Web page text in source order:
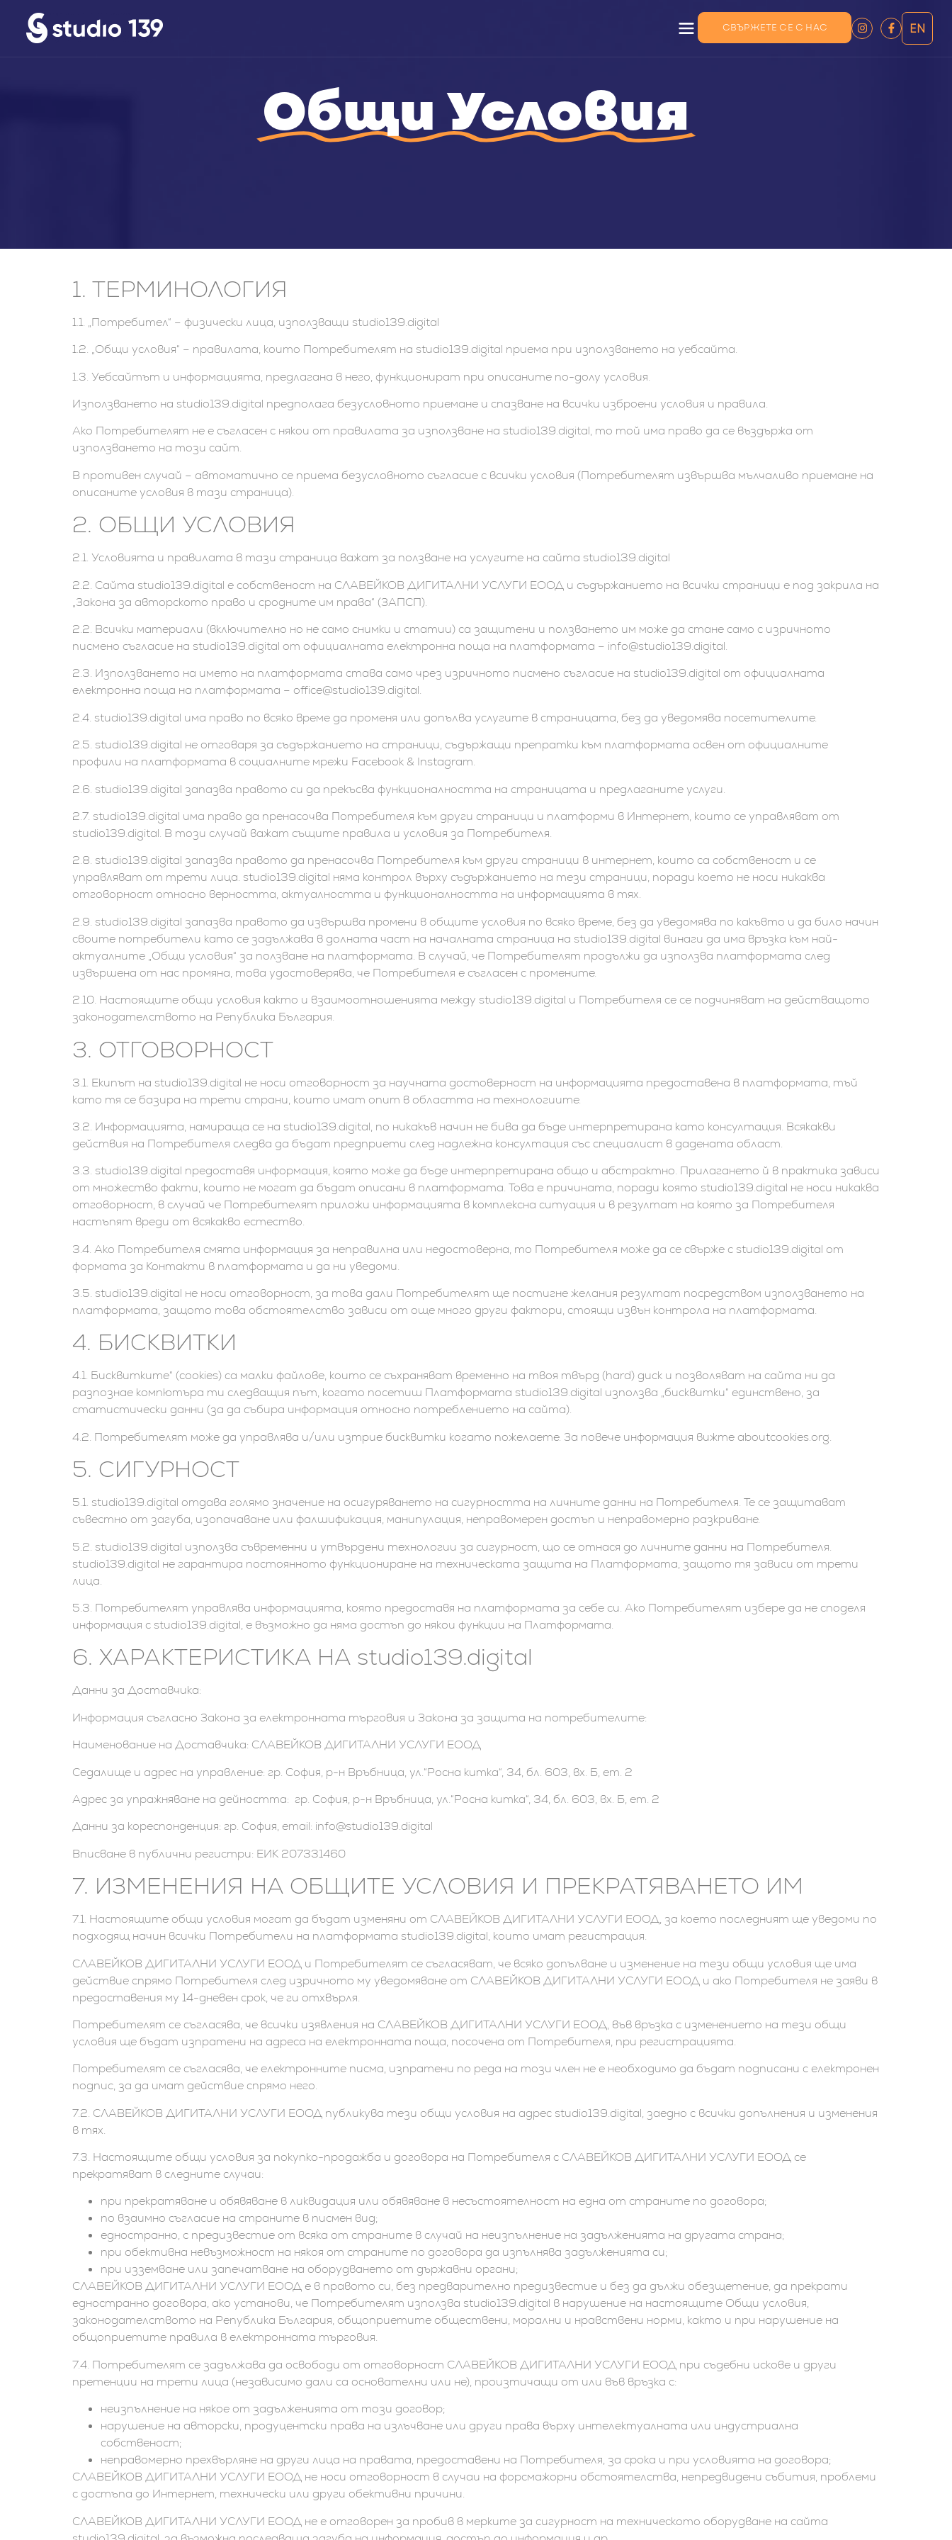
EN
СВЪРЖЕТЕ СЕ С НАС
Общи Условия
1. ТЕРМИНОЛОГИЯ
1.1. „Потребител“ – физически лица, използващи studio139.digital
1.2. „Общи условия“ – правилата, които Потребителят на studio139.digital приема при използването на уебсайта.
1.3. Уебсайтът и информацията, предлагана в него, функционират при описаните по-долу условия.
Използването на studio139.digital предполага безусловното приемане и спазване на всички изброени условия и правила.
Ако Потребителят не е съгласен с някои от правилата за използване на studio139.digital, то той има право да се въздържа от
използването на този сайт.
В противен случай – автоматично се приема безусловното съгласие с всички условия (Потребителят извършва мълчаливо приемане на
описаните условия в тази страница).
2. ОБЩИ УСЛОВИЯ
2.1. Условията и правилата в тази страница важат за ползване на услугите на сайта studio139.digital
2.2. Сайта studio139.digital е собственост на СЛАВЕЙКОВ ДИГИТАЛНИ УСЛУГИ ЕООД и съдържанието на всички страници е под закрила на
„Закона за авторското право и сродните им права“ (ЗАПСП).
2.2. Всички материали (включително но не само снимки и статии) са защитени и ползването им може да стане само с изричното
писмено съгласие на studio139.digital от официалната електронна поща на платформата – info@studio139.digital.
2.3. Използването на името на платформата става само чрез изричното писмено съгласие на studio139.digital от официалната
електронна поща на платформата – office@studio139.digital.
2.4. studio139.digital има право по всяко време да променя или допълва услугите в страницата, без да уведомява посетителите.
2.5. studio139.digital не отговаря за съдържанието на страници, съдържащи препратки към платформата освен от официалните
профили на платформата в социалните мрежи Facebook & Instagram.
2.6. studio139.digital запазва правото си да прекъсва функционалността на страницата и предлаганите услуги.
2.7. studio139.digital има право да пренасочва Потребителя към други страници и платформи в Интернет, които се управляват от
studio139.digital. В този случай важат същите правила и условия за Потребителя.
2.8. studio139.digital запазва правото да пренасочва Потребителя към други страници в интернет, които са собственост и се
управляват от трети лица. studio139.digital няма контрол върху съдържанието на тези страници, поради което не носи никаква
отговорност относно верността, актуалността и функционалността на информацията в тях.
2.9. studio139.digital запазва правото да извършва промени в общите условия по всяко време, без да уведомява по какъвто и да било начин
своите потребители като се задължава в долната част на началната страница на studio139.digital винаги да има връзка към най-
актуалните „Общи условия“ за ползване на платформата. В случай, че Потребителят продължи да използва платформата след
извършена от нас промяна, това удостоверява, че Потребителя е съгласен с промените.
2.10. Настоящите общи условия както и взаимоотношенията между studio139.digital и Потребителя се се подчиняват на действащото
законодателството на Република България.
3. ОТГОВОРНОСТ
3.1. Екипът на studio139.digital не носи отговорност за научната достоверност на информацията предоставена в платформата, тъй
като тя се базира на трети страни, които имат опит в областта на технологиите.
3.2. Информацията, намираща се на studio139.digital, по никакъв начин не бива да бъде интерпретирана като консултация. Всякакви
действия на Потребителя следва да бъдат предприети след надлежна консултация със специалист в дадената област.
3.3. studio139.digital предоставя информация, която може да бъде интерпретирана общо и абстрактно. Прилагането й в практика зависи
от множество факти, които не могат да бъдат описани в платформата. Това е причината, поради която studio139.digital не носи никаква
отговорност, в случай че Потребителят приложи информацията в комплексна ситуация и в резултат на която за Потребителя
настъпят вреди от всякакво естество.
3.4. Ако Потребителя смята информация за неправилна или недостоверна, то Потребителя може да се свърже с studio139.digital от
формата за Контакти в платформата и да ни уведоми.
3.5. studio139.digital не носи отговорност, за това дали Потребителят ще постигне желания резултат посредством използването на
платформата, защото това обстоятелство зависи от още много други фактори, стоящи извън контрола на платформата.
4. БИСКВИТКИ
4.1. Бисквитките“ (cookies) са малки файлове, които се съхраняват временно на твоя твърд (hard) диск и позволяват на сайта ни да
разпознае компютъра ти следващия път, когато посетиш Платформата studio139.digital използва „бисквитки“ единствено, за
статистически данни (за да събира информация относно потреблението на сайта).
4.2. Потребителят може да управлява и/или изтрие бисквитки когато пожелаете. За повече информация вижте aboutcookies.org.
5. СИГУРНОСТ
5.1. studio139.digital отдава голямо значение на осигуряването на сигурността на личните данни на Потребителя. Те се защитават
съвестно от загуба, изопачаване или фалшификация, манипулация, неправомерен достъп и неправомерно разкриване.
5.2. studio139.digital използва съвременни и утвърдени технологии за сигурност, що се отнася до личните данни на Потребителя.
studio139.digital не гарантира постоянното функциониране на техническата защита на Платформата, защото тя зависи от трети
лица.
5.3. Потребителят управлява информацията, която предоставя на платформата за себе си. Ако Потребителят избере да не споделя
информация с studio139.digital, е възможно да няма достъп до някои функции на Платформата.
6. ХАРАКТЕРИСТИКА НА studio139.digital
Данни за Доставчика:
Информация съгласно Закона за електронната търговия и Закона за защита на потребителите:
Наименование на Доставчика: СЛАВЕЙКОВ ДИГИТАЛНИ УСЛУГИ ЕООД
Седалище и адрес на управление: гр. София, р-н Връбница, ул.“Росна китка“, 34, бл. 603, вх. Б, ет. 2
Адрес за упражняване на дейността: гр. София, р-н Връбница, ул.“Росна китка“, 34, бл. 603, вх. Б, ет. 2
Данни за кореспонденция: гр. София, email: info@studio139.digital
Вписване в публични регистри: ЕИК 207331460
7. ИЗМЕНЕНИЯ НА ОБЩИТЕ УСЛОВИЯ И ПРЕКРАТЯВАНЕТО ИМ
7.1. Настоящите общи условия могат да бъдат изменяни от СЛАВЕЙКОВ ДИГИТАЛНИ УСЛУГИ ЕООД, за което последният ще уведоми по
подходящ начин всички Потребители на платформата studio139.digital, които имат регистрация.
СЛАВЕЙКОВ ДИГИТАЛНИ УСЛУГИ ЕООД и Потребителят се съгласяват, че всяко допълване и изменение на тези общи условия ще има
действие спрямо Потребителя след изричното му уведомяване от СЛАВЕЙКОВ ДИГИТАЛНИ УСЛУГИ ЕООД и ако Потребителя не заяви в
предоставения му 14-дневен срок, че ги отхвърля.
Потребителят се съгласява, че всички изявления на СЛАВЕЙКОВ ДИГИТАЛНИ УСЛУГИ ЕООД, във връзка с изменението на тези общи
условия ще бъдат изпратени на адреса на електронната поща, посочена от Потребителя, при регистрацията.
Потребителят се съгласява, че електронните писма, изпратени по реда на този член не е необходимо да бъдат подписани с електронен
подпис, за да имат действие спрямо него.
7.2. СЛАВЕЙКОВ ДИГИТАЛНИ УСЛУГИ ЕООД публикува тези общи условия на адрес studio139.digital, заедно с всички допълнения и изменения
в тях.
7.3. Настоящите общи условия за покупко-продажба и договора на Потребителя с СЛАВЕЙКОВ ДИГИТАЛНИ УСЛУГИ ЕООД се
прекратяват в следните случаи:
при прекратяване и обявяване в ликвидация или обявяване в несъстоятелност на една от страните по договора;
по взаимно съгласие на страните в писмен вид;
едностранно, с предизвестие от всяка от страните в случай на неизпълнение на задълженията на другата страна;
при обективна невъзможност на някоя от страните по договора да изпълнява задълженията си;
при изземване или запечатване на оборудването от държавни органи;
СЛАВЕЙКОВ ДИГИТАЛНИ УСЛУГИ ЕООД е в правото си, без предварително предизвестие и без да дължи обезщетение, да прекрати
едностранно договора, ако установи, че Потребителят използва studio139.digital в нарушение на настоящите Общи условия,
законодателството на Република България, общоприетите обществени, морални и нравствени норми, както и при нарушение на
общоприетите правила в електронната търговия.
7.4. Потребителят се задължава да освободи от отговорност СЛАВЕЙКОВ ДИГИТАЛНИ УСЛУГИ ЕООД при съдебни искове и други
претенции на трети лица (независимо дали са основателни или не), произтичащи от или във връзка с:
неизпълнение на някое от задълженията от този договор;
нарушение на авторски, продуцентски права на излъчване или други права върху интелектуалната или индустриална
собственост;
неправомерно прехвърляне на други лица на правата, предоставени на Потребителя, за срока и при условията на договора;
СЛАВЕЙКОВ ДИГИТАЛНИ УСЛУГИ ЕООД не носи отговорност в случаи на форсмажорни обстоятелства, непредвидени събития, проблеми
с достъпа до Интернет, технически или други обективни причини.
СЛАВЕЙКОВ ДИГИТАЛНИ УСЛУГИ ЕООД не е отговорен за пробив в мерките за сигурност на техническото оборудване на сайта